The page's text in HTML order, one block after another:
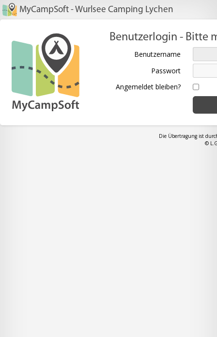
MyCampSoft - Wurlsee Camping Lychen
Benutzerlogin - Bitte
Benutzername
Passwort
Angemeldet bleiben?
Die Übertragung ist
©